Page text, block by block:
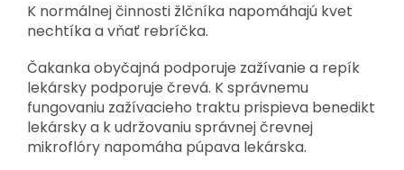
K normálnej činnosti žlčníka napomáhajú kvet
nechtíka a vňať rebríčka.
Čakanka obyčajná podporuje zažívanie a repík
lekársky podporuje črevá. K správnemu
fungovaniu zažívacieho traktu prispieva benedikt
lekársky a k udržovaniu správnej črevnej
mikroflóry napomáha púpava lekárska.